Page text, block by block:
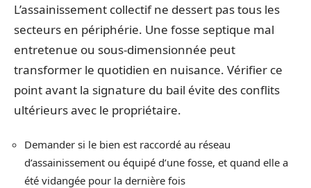
L’assainissement collectif ne dessert pas tous les
secteurs en périphérie. Une fosse septique mal
entretenue ou sous-dimensionnée peut
transformer le quotidien en nuisance. Vérifier ce
point avant la signature du bail évite des conflits
ultérieurs avec le propriétaire.
Demander si le bien est raccordé au réseau
d’assainissement ou équipé d’une fosse, et quand elle a
été vidangée pour la dernière fois